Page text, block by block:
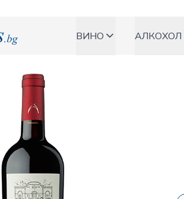
ВИНО АЛКОХОЛ